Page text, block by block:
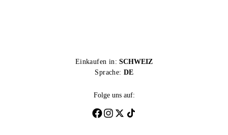
Einkaufen in: SCHWEIZ
Sprache: DE
Folge uns auf: